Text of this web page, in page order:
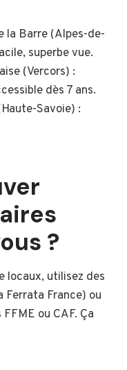
la Barre (Alpes-de-
superbe vue.
(Vercors) :
dès 7 ans.
Savoie) :
?
locaux, utilisez des
Ferrata France) ou
ou CAF. Ça